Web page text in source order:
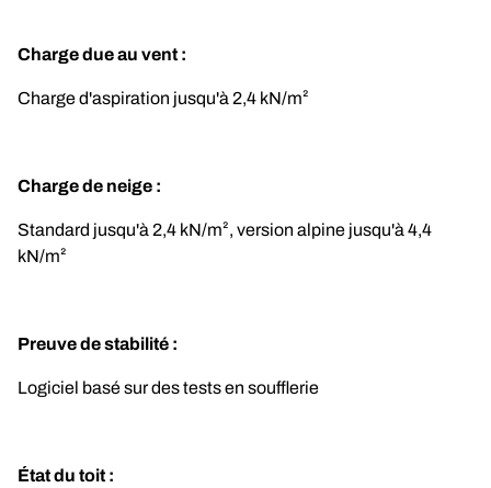
Charge d'aspiration jusqu'à 2,4 kN/m²
Standard jusqu'à 2,4 kN/m², version alpine jusqu'à 4,4
kN/m²
Preuve de stabilité :
Logiciel basé sur des tests en soufflerie
État du toit :